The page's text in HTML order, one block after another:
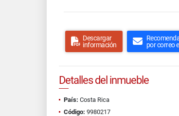
Descargar
información
por correo
Detalles del inmueble
País: Costa Rica
Código: 9980217